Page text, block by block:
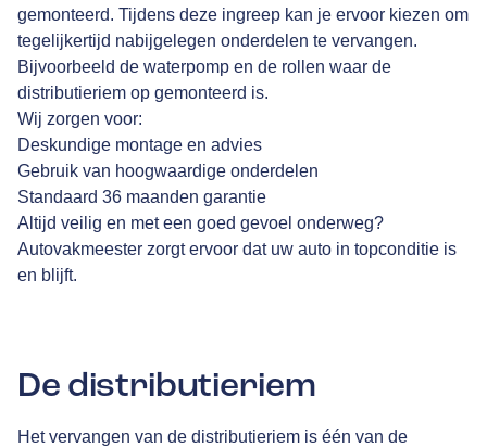
gemonteerd. Tijdens deze ingreep kan je ervoor kiezen om
tegelijkertijd nabijgelegen onderdelen te vervangen.
Bijvoorbeeld de waterpomp en de rollen waar de
distributieriem op gemonteerd is.
Wij zorgen voor:
Deskundige montage en advies
Gebruik van hoogwaardige onderdelen
Standaard 36 maanden garantie
Altijd veilig en met een goed gevoel onderweg?
Autovakmeester zorgt ervoor dat uw auto in topconditie is
en blijft.
De distributieriem
Het vervangen van de distributieriem is één van de